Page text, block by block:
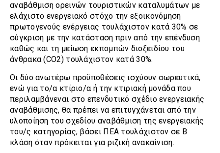
αναβάθμιση ορεινών τουριστικών καταλυμάτων με
ελάχιστο ενεργειακό στόχο την εξοικονόμηση
πρωτογενούς ενέργειας τουλάχιστον κατά 30% σε
σύγκριση με την κατάσταση πριν από την επένδυση
καθώς και τη μείωση εκπομπών διοξειδίου του
άνθρακα (CO2) τουλάχιστον κατά 30%.
Οι δύο ανωτέρω προϋποθέσεις ισχύουν σωρευτικά,
ενώ για το/α κτίριο/α ή την κτιριακή μονάδα που
περιλαμβάνεναι στο επενδυτικό σχέδιο ενεργειακής
αναβάθμισης, θα πρέπει να επιτυγχάνεται από την
υλοποίηση του σχεδίου αναβάθμιση της ενεργειακής
του/ς κατηγορίας, βάσει ΠΕΑ τουλάχιστον σε Β
κλάση όταν πρόκειται για ριζική ανακαίνιση.